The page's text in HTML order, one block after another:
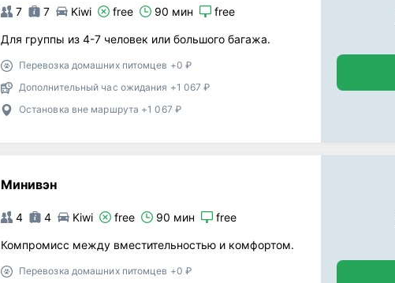
7 7 Kiwi free 90 мин free
Для группы из 4-7 человек или большого багажа.
Перевозка домашних питомцев +0 ₽
Дополнительный час ожидания +1 067 ₽
Остановка вне маршрута +1 067 ₽
Минивэн
4 4 Kiwi free 90 мин free
Компромисс между вместительностью и комфортом.
Перевозка домашних питомцев +0 ₽